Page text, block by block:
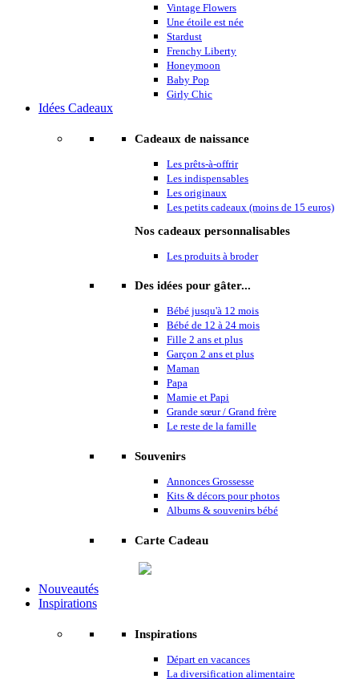
Vintage Flowers
Une étoile est née
Stardust
Frenchy Liberty
Honeymoon
Baby Pop
Girly Chic
Idées Cadeaux
Cadeaux de naissance
Les prêts-à-offrir
Les indispensables
Les originaux
Les petits cadeaux (moins de 15 euros)
Nos cadeaux personnalisables
Les produits à broder
Des idées pour gâter...
Bébé jusqu'à 12 mois
Bébé de 12 à 24 mois
Fille 2 ans et plus
Garçon 2 ans et plus
Maman
Papa
Mamie et Papi
Grande sœur / Grand frère
Le reste de la famille
Souvenirs
Annonces Grossesse
Kits & décors pour photos
Albums & souvenirs bébé
Carte Cadeau
Nouveautés
Inspirations
Inspirations
Départ en vacances
La diversification alimentaire